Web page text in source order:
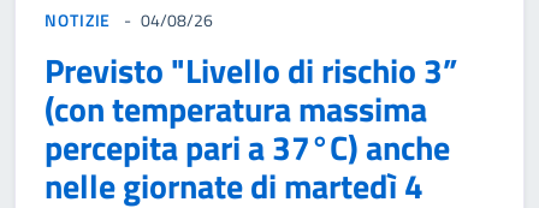
NOTIZIE 04/08/26
Previsto "Livello di rischio 3”
(con temperatura massima
percepita pari a 37°C) anche
nelle giornate di martedì 4